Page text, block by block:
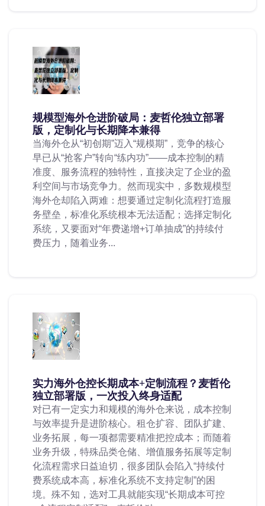
规模型海外仓进阶破局：麦哲伦独立部署
版，定制化与长期降本兼得
当海外仓从“初创期”迈入“规模期”，竞争的核心
早已从“抢客户”转向“练内功”——成本控制的精
准度、服务流程的独特性，直接决定了企业的盈
利空间与市场竞争力。然而现实中，多数规模型
海外仓却陷入两难：想要通过定制化流程打造服
务壁垒，标准化系统根本无法适配；选择定制化
系统，又要面对“年费递增+订单抽成”的持续付
费压力，随着业务...
实力海外仓控长期成本+定制流程？麦哲伦
独立部署版，一次投入终身适配
对已有一定实力和规模的海外仓来说，成本控制
与效率提升是进阶核心。租仓扩容、团队扩建、
业务拓展，每一项都需要精准把控成本；而随着
业务升级，特殊品类仓储、增值服务拓展等定制
化流程需求日益迫切，很多团队会陷入“持续付
费系统成本高，标准化系统不支持定制”的困
境。殊不知，选对工具就能实现“长期成本可控